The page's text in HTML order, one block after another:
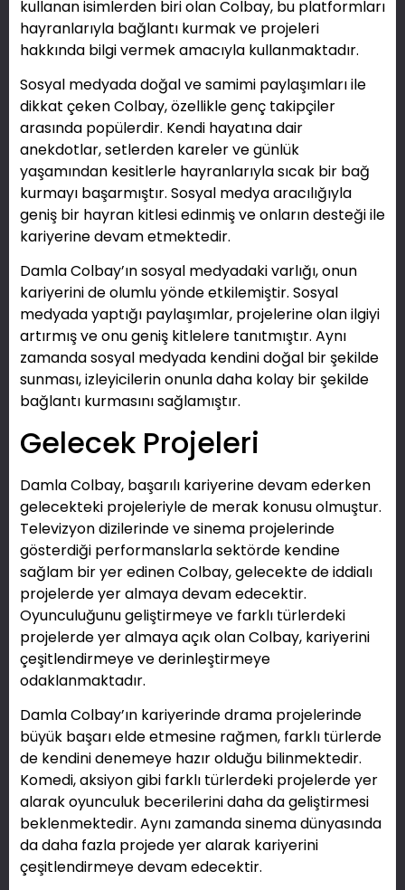
kullanan isimlerden biri olan Colbay, bu platformları
hayranlarıyla bağlantı kurmak ve projeleri
hakkında bilgi vermek amacıyla kullanmaktadır.
Sosyal medyada doğal ve samimi paylaşımları ile
dikkat çeken Colbay, özellikle genç takipçiler
arasında popülerdir. Kendi hayatına dair
anekdotlar, setlerden kareler ve günlük
yaşamından kesitlerle hayranlarıyla sıcak bir bağ
kurmayı başarmıştır. Sosyal medya aracılığıyla
geniş bir hayran kitlesi edinmiş ve onların desteği ile
kariyerine devam etmektedir.
Damla Colbay’ın sosyal medyadaki varlığı, onun
kariyerini de olumlu yönde etkilemiştir. Sosyal
medyada yaptığı paylaşımlar, projelerine olan ilgiyi
artırmış ve onu geniş kitlelere tanıtmıştır. Aynı
zamanda sosyal medyada kendini doğal bir şekilde
sunması, izleyicilerin onunla daha kolay bir şekilde
bağlantı kurmasını sağlamıştır.
Gelecek Projeleri
Damla Colbay, başarılı kariyerine devam ederken
gelecekteki projeleriyle de merak konusu olmuştur.
Televizyon dizilerinde ve sinema projelerinde
gösterdiği performanslarla sektörde kendine
sağlam bir yer edinen Colbay, gelecekte de iddialı
projelerde yer almaya devam edecektir.
Oyunculuğunu geliştirmeye ve farklı türlerdeki
projelerde yer almaya açık olan Colbay, kariyerini
çeşitlendirmeye ve derinleştirmeye
odaklanmaktadır.
Damla Colbay’ın kariyerinde drama projelerinde
büyük başarı elde etmesine rağmen, farklı türlerde
de kendini denemeye hazır olduğu bilinmektedir.
Komedi, aksiyon gibi farklı türlerdeki projelerde yer
alarak oyunculuk becerilerini daha da geliştirmesi
beklenmektedir. Aynı zamanda sinema dünyasında
da daha fazla projede yer alarak kariyerini
çeşitlendirmeye devam edecektir.